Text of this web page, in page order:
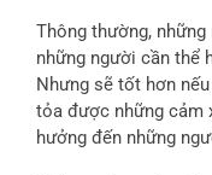
Thông thường,
những người cần thể
Nhưng sẽ tốt hơn
tỏa được những cảm
hưởng đến những